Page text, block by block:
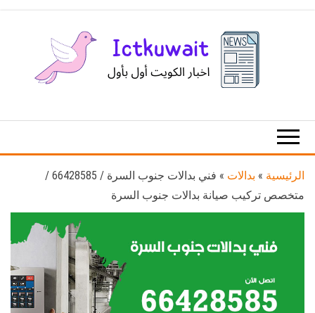
الكويت
الرئيسية » بدالات »
فني بدالات جنوب السرة / 66428585 /
متخصص تركيب صيانة بدالات جنوب السرة